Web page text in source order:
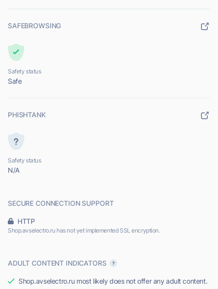
SAFEBROWSING
Safety status
Safe
PHISHTANK
Safety status
N/A
SECURE CONNECTION SUPPORT
HTTP
Shop.avselectro.ru has not yet implemented SSL encryption.
ADULT CONTENT INDICATORS
Shop.avselectro.ru most likely does not offer any adult content.